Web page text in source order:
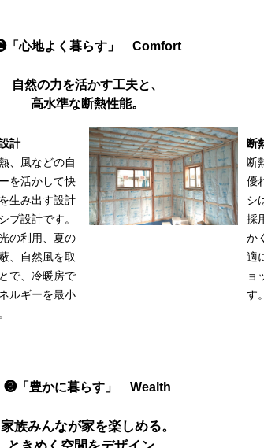
心地よく暮らす」 Comfort
自然の力を活かす工夫と、
高水準な断熱性能。
計
、風などの自
を活かして快
生み出す設計
ブ設計です。
の利用、夏の
、自然風を取
で、冷暖房で
ルギーを最小
断
断
優
シ
採
か
適
ョ
す。
❸「豊かに暮らす」 Wealth
家族みんなが家を楽しめる。